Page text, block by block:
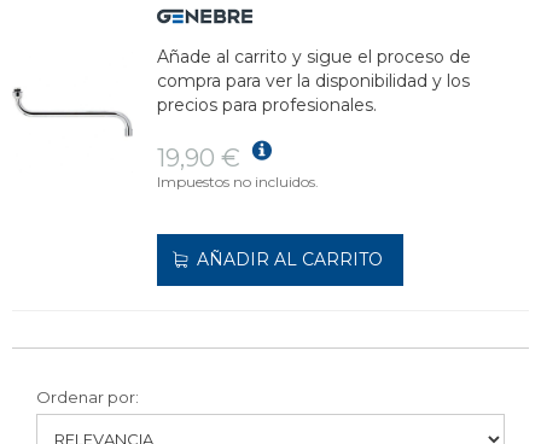
Añade al carrito y sigue el proceso de
compra para ver la disponibilidad y los
precios para profesionales.
19,90 €
Impuestos no incluidos.
AÑADIR AL CARRITO
Ordenar por: